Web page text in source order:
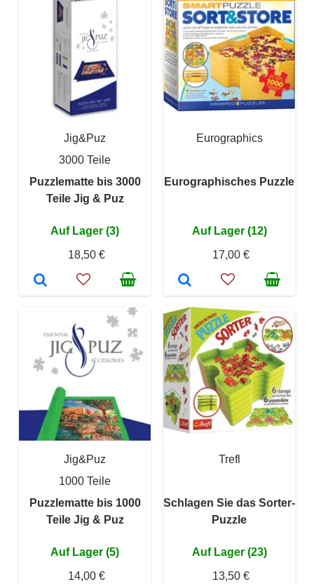
Jig&Puz
3000 Teile
Puzzlematte bis 3000
Teile Jig & Puz
Auf Lager (3)
18,50 €
Eurographics
Eurographisches Puzzle
Auf Lager (12)
17,00 €
Jig&Puz
1000 Teile
Puzzlematte bis 1000
Teile Jig & Puz
Auf Lager (5)
14,00 €
Trefl
Schlagen Sie das Sorter-
Puzzle
Auf Lager (23)
13,50 €